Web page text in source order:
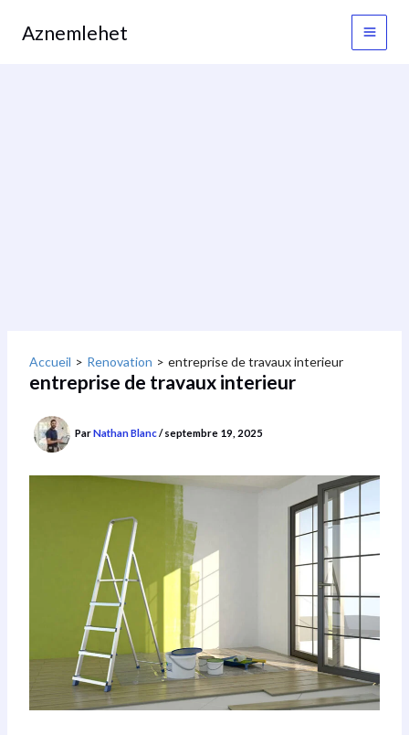
contenuAznemlehet
Accueil Renovation entreprise de travaux interieur
entreprise de travaux interieur
ParNathan Blanc/septembre 19, 2025